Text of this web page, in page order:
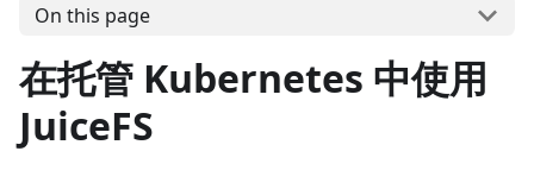
On this page
在托管 Kubernetes 中使用
JuiceFS